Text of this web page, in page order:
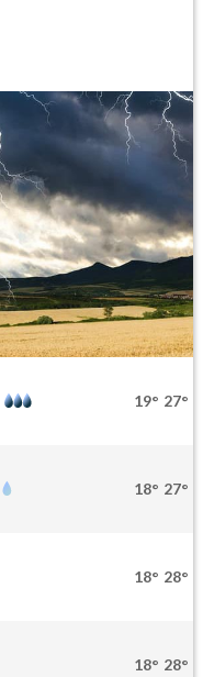
19° 27°
18° 27°
18° 28°
18° 28°